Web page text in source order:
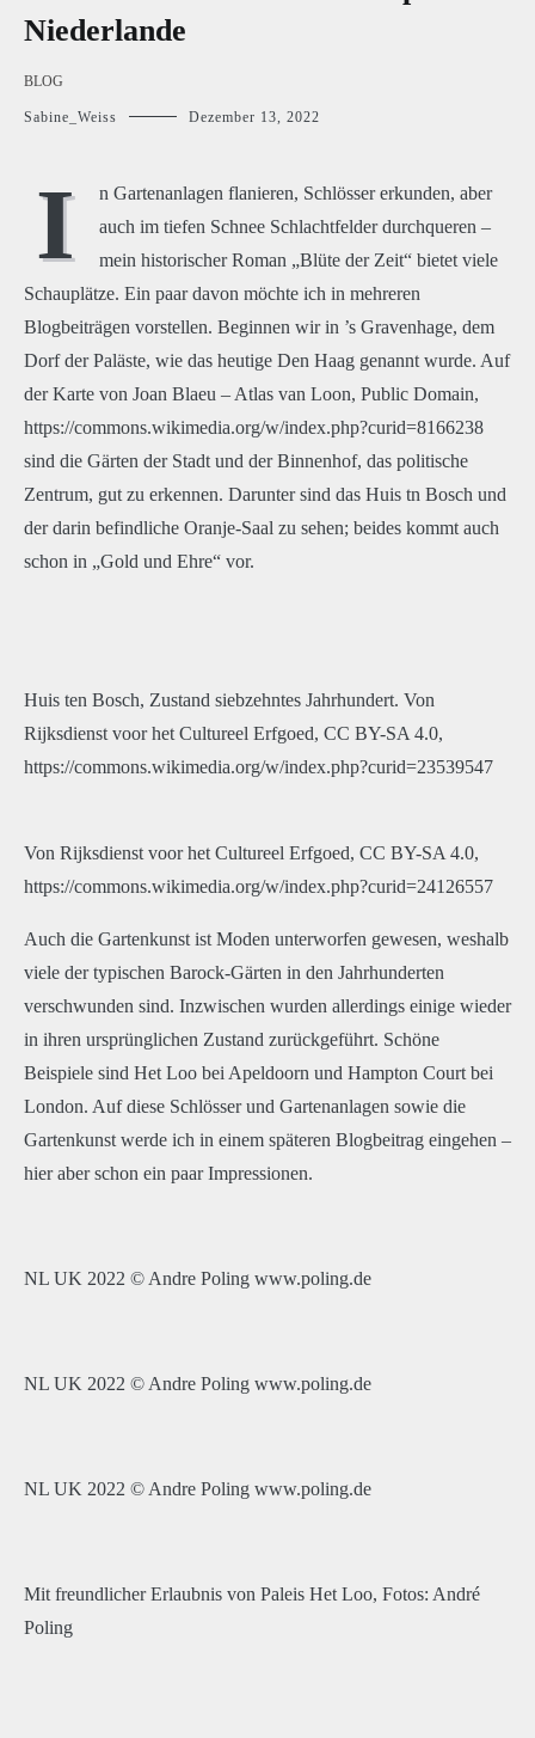
Niederlande
BLOG
Sabine_Weiss Dezember 13, 2022
I
n Gartenanlagen flanieren, Schlösser erkunden, aber
auch im tiefen Schnee Schlachtfelder durchqueren –
mein historischer Roman „Blüte der Zeit“ bietet viele
Schauplätze. Ein paar davon möchte ich in mehreren
Blogbeiträgen vorstellen. Beginnen wir in ’s Gravenhage, dem
Dorf der Paläste, wie das heutige Den Haag genannt wurde. Auf
der Karte von Joan Blaeu – Atlas van Loon, Public Domain,
https://commons.wikimedia.org/w/index.php?curid=8166238
sind die Gärten der Stadt und der Binnenhof, das politische
Zentrum, gut zu erkennen. Darunter sind das Huis tn Bosch und
der darin befindliche Oranje-Saal zu sehen; beides kommt auch
schon in „Gold und Ehre“ vor.
Huis ten Bosch, Zustand siebzehntes Jahrhundert. Von
Rijksdienst voor het Cultureel Erfgoed, CC BY-SA 4.0,
https://commons.wikimedia.org/w/index.php?curid=23539547
Von Rijksdienst voor het Cultureel Erfgoed, CC BY-SA 4.0,
https://commons.wikimedia.org/w/index.php?curid=24126557
Auch die Gartenkunst ist Moden unterworfen gewesen, weshalb
viele der typischen Barock-Gärten in den Jahrhunderten
verschwunden sind. Inzwischen wurden allerdings einige wieder
in ihren ursprünglichen Zustand zurückgeführt. Schöne
Beispiele sind Het Loo bei Apeldoorn und Hampton Court bei
London. Auf diese Schlösser und Gartenanlagen sowie die
Gartenkunst werde ich in einem späteren Blogbeitrag eingehen –
hier aber schon ein paar Impressionen.
NL UK 2022 © Andre Poling www.poling.de
NL UK 2022 © Andre Poling www.poling.de
NL UK 2022 © Andre Poling www.poling.de
Mit freundlicher Erlaubnis von Paleis Het Loo, Fotos: André
Poling